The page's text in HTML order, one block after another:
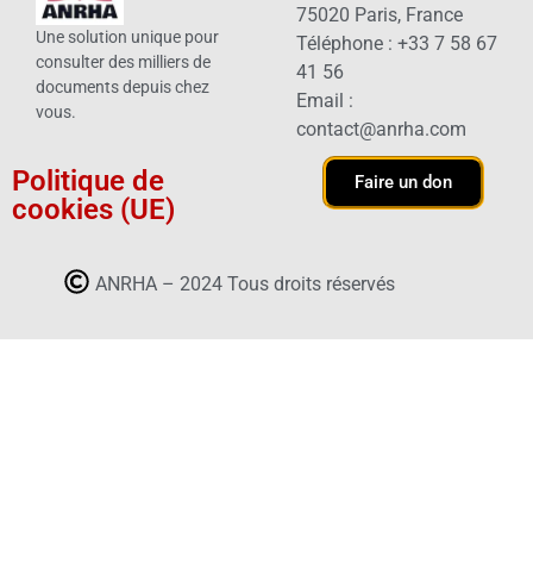
Une solution unique pour
consulter des milliers de
documents depuis chez
vous.
Politique de
cookies (UE)
75020 Paris, France
Téléphone : +33 7 58 67
41 56
Email :
contact@anrha.com
Faire un don
ANRHA – 2024 Tous droits réservés